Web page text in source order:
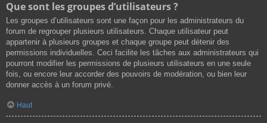
Que sont les groupes d’utilisateurs ?
Les groupes d’utilisateurs sont une façon pour les administrateurs du
forum de regrouper plusieurs utilisateurs. Chaque utilisateur peut
appartenir à plusieurs groupes et chaque groupe peut détenir des
permissions individuelles. Ceci facilite les tâches aux administrateurs qui
pourront modifier les permissions de plusieurs utilisateurs en une seule
fois, ou encore leur accorder des pouvoirs de modération, ou bien leur
donner accès à un forum privé.
Haut